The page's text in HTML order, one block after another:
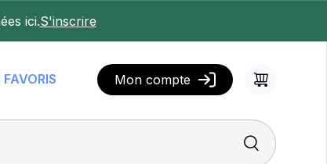
ici.S'inscrire
FAVORIS Mon compte
Panier
Rechercher